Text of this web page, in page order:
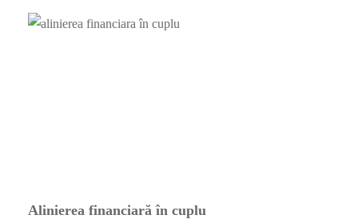
Alinierea financiară în cuplu